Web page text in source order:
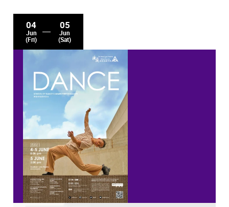
04
Jun
(Fri)
05
Jun
(Sat)